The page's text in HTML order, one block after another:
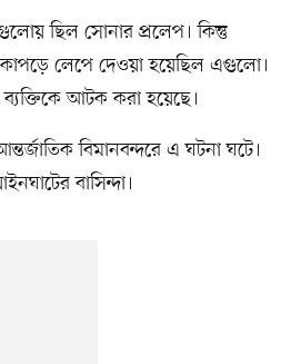
ছিল সোনার প্রলেপ। কিন্তু
লেপে দেওয়া হয়েছিল এগুলো।
ব্যক্তিকে আটক করা হয়েছে।
বিমানবন্দরে এ ঘটনা ঘটে।
বাসিন্দা।